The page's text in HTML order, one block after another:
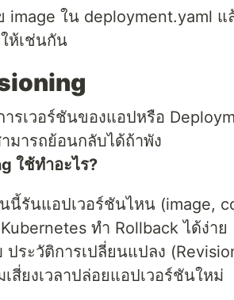
image ใน deployment.yaml
ห้เช่นกัน
รเวอร์ชันของแอปหรือ
มารถย้อนกลับได้ถ้าพัง
ใช้ทำอะไร?
นี้รันแอปเวอร์ชันไหน (image,
ทำ Rollback ได้ง่าย
ประวัติการเปลี่ยนแปลง
สี่ยงเวลาปล่อยแอปเวอร์ชันใหม่